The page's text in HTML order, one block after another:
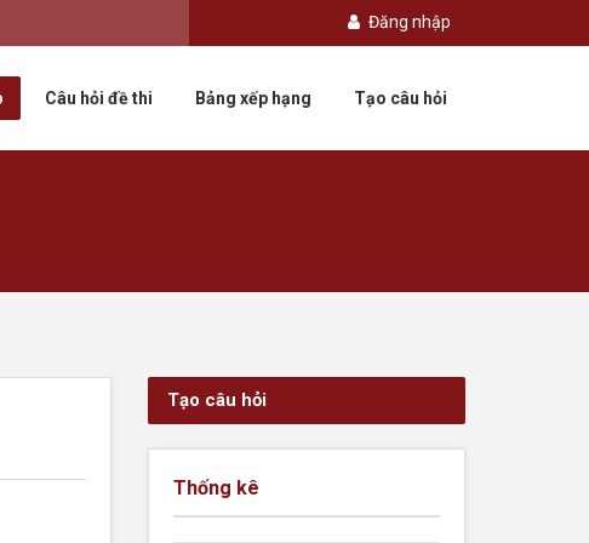
Đăng nhập
Câu hỏi đề thi Bảng xếp hạng Tạo câu hỏi
Tạo câu hỏi
Thống kê